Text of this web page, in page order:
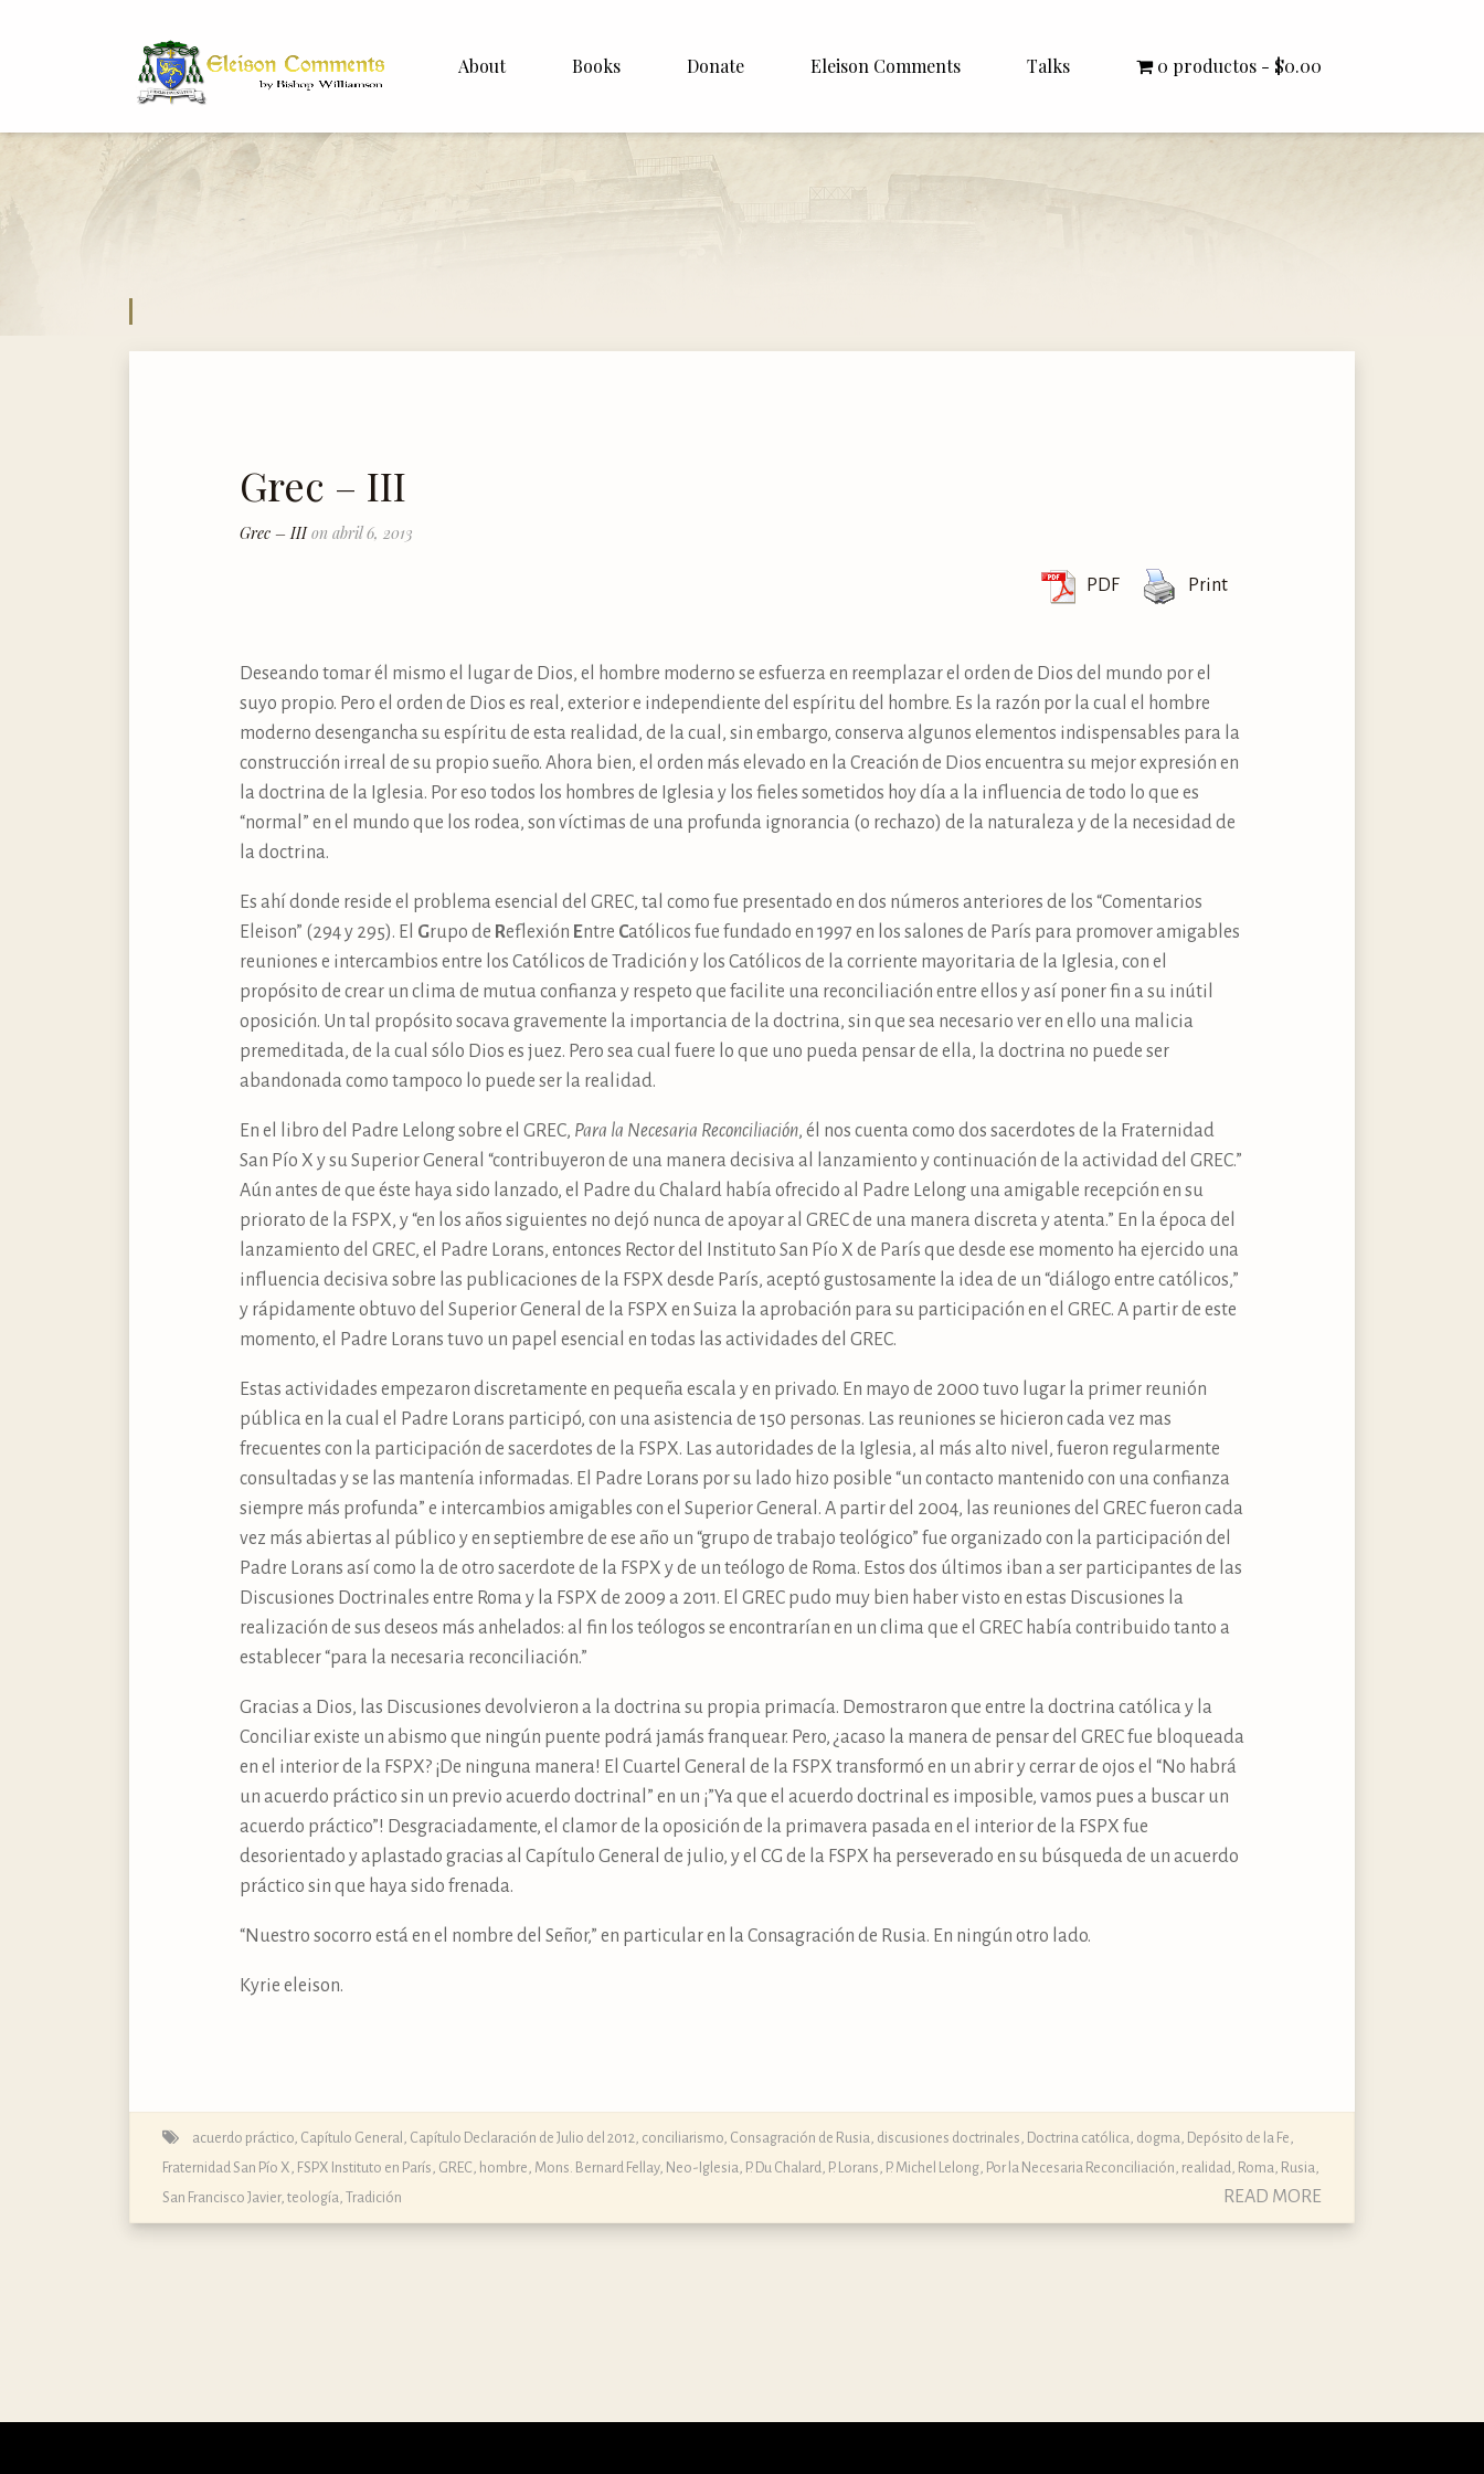
About Books Donate Eleison Comments
Deutsh
Talks
Literature Seminars
0 productos $0.00
Grec – III
Grec – IIIon abril 6, 2013
PDF Print
Deseando tomar él mismo el lugar de Dios, el hombre moderno se esfuerza en reemplazar el orden de Dios del mundo por el
suyo propio. Pero el orden de Dios es real, exterior e independiente del espíritu del hombre. Es la razón por la cual el hombre
moderno desengancha su espíritu de esta realidad, de la cual, sin embargo, conserva algunos elementos indispensables para la
construcción irreal de su propio sueño. Ahora bien, el orden más elevado en la Creación de Dios encuentra su mejor expresión en
la doctrina de la Iglesia. Por eso todos los hombres de Iglesia y los fieles sometidos hoy día a la influencia de todo lo que es
“normal” en el mundo que los rodea, son víctimas de una profunda ignorancia (o rechazo) de la naturaleza y de la necesidad de
la doctrina.
Es ahí donde reside el problema esencial del GREC, tal como fue presentado en dos números anteriores de los “Comentarios
Eleison” (294 y 295). El Grupo de Reflexión Entre Católicos fue fundado en 1997 en los salones de París para promover amigables
reuniones e intercambios entre los Católicos de Tradición y los Católicos de la corriente mayoritaria de la Iglesia, con el
propósito de crear un clima de mutua confianza y respeto que facilite una reconciliación entre ellos y así poner fin a su inútil
oposición. Un tal propósito socava gravemente la importancia de la doctrina, sin que sea necesario ver en ello una malicia
premeditada, de la cual sólo Dios es juez. Pero sea cual fuere lo que uno pueda pensar de ella, la doctrina no puede ser
abandonada como tampoco lo puede ser la realidad.
En el libro del Padre Lelong sobre el GREC, Para la Necesaria Reconciliación, él nos cuenta como dos sacerdotes de la Fraternidad
San Pío X y su Superior General “contribuyeron de una manera decisiva al lanzamiento y continuación de la actividad del GREC.”
Aún antes de que éste haya sido lanzado, el Padre du Chalard había ofrecido al Padre Lelong una amigable recepción en su
priorato de la FSPX, y “en los años siguientes no dejó nunca de apoyar al GREC de una manera discreta y atenta.” En la época del
lanzamiento del GREC, el Padre Lorans, entonces Rector del Instituto San Pío X de París que desde ese momento ha ejercido una
influencia decisiva sobre las publicaciones de la FSPX desde París, aceptó gustosamente la idea de un “diálogo entre católicos,”
y rápidamente obtuvo del Superior General de la FSPX en Suiza la aprobación para su participación en el GREC. A partir de este
momento, el Padre Lorans tuvo un papel esencial en todas las actividades del GREC.
Estas actividades empezaron discretamente en pequeña escala y en privado. En mayo de 2000 tuvo lugar la primer reunión
pública en la cual el Padre Lorans participó, con una asistencia de 150 personas. Las reuniones se hicieron cada vez mas
frecuentes con la participación de sacerdotes de la FSPX. Las autoridades de la Iglesia, al más alto nivel, fueron regularmente
consultadas y se las mantenía informadas. El Padre Lorans por su lado hizo posible “un contacto mantenido con una confianza
siempre más profunda” e intercambios amigables con el Superior General. A partir del 2004, las reuniones del GREC fueron cada
vez más abiertas al público y en septiembre de ese año un “grupo de trabajo teológico” fue organizado con la participación del
Padre Lorans así como la de otro sacerdote de la FSPX y de un teólogo de Roma. Estos dos últimos iban a ser participantes de las
Discusiones Doctrinales entre Roma y la FSPX de 2009 a 2011. El GREC pudo muy bien haber visto en estas Discusiones la
realización de sus deseos más anhelados: al fin los teólogos se encontrarían en un clima que el GREC había contribuido tanto a
establecer “para la necesaria reconciliación.”
Gracias a Dios, las Discusiones devolvieron a la doctrina su propia primacía. Demostraron que entre la doctrina católica y la
Conciliar existe un abismo que ningún puente podrá jamás franquear. Pero, ¿acaso la manera de pensar del GREC fue bloqueada
en el interior de la FSPX? ¡De ninguna manera! El Cuartel General de la FSPX transformó en un abrir y cerrar de ojos el “No habrá
un acuerdo práctico sin un previo acuerdo doctrinal” en un ¡”Ya que el acuerdo doctrinal es imposible, vamos pues a buscar un
acuerdo práctico”! Desgraciadamente, el clamor de la oposición de la primavera pasada en el interior de la FSPX fue
desorientado y aplastado gracias al Capítulo General de julio, y el CG de la FSPX ha perseverado en su búsqueda de un acuerdo
práctico sin que haya sido frenada.
“Nuestro socorro está en el nombre del Señor,” en particular en la Consagración de Rusia. En ningún otro lado.
Kyrie eleison.
acuerdo práctico Capítulo General, Capítulo Declaración de Julio del 2012 conciliarismo Consagración de Rusia discusiones doctrinales Doctrina católica, dogma, Depósito de la Fe
Fraternidad San Pío X FSPX Instituto en París GREC hombre Mons. Bernard Fellay, Neo-Iglesia P. Du Chalard P. Lorans P. Michel Lelong Por la Necesaria Reconciliación realidad Roma Rusia
San Francisco Javier, teología Tradición READ MORE